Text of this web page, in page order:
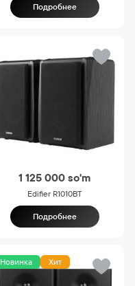
Подробнее
1 125 000so'm
Edifier R1010BT
Подробнее
Новинка Хит